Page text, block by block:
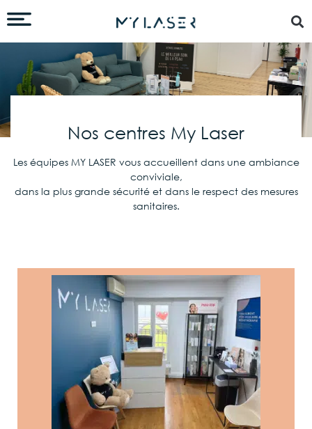
Nos centres My Laser
Les équipes MY LASER vous accueillent dans une ambiance
conviviale,
dans la plus grande sécurité et dans le respect des mesures
sanitaires.